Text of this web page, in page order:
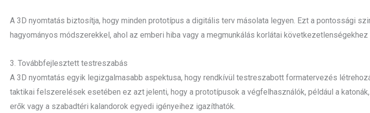
A 3D nyomtatás biztosítja, hogy minden prototípus a digitális terv másolata legyen. Ezt a pontossági
hagyományos módszerekkel, ahol az emberi hiba vagy a megmunkálás korlátai
3. Továbbfejlesztett testreszabás
A 3D nyomtatás egyik legizgalmasabb aspektusa, hogy rendkívül testreszabott formatervezés
taktikai felszerelések esetében ez azt jelenti, hogy a prototípusok a végfelhasználók, például a
erők vagy a szabadtéri kalandorok egyedi igényeihez igazíthatók.